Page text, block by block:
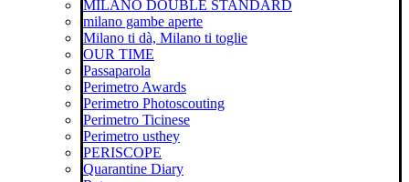
MILANO DOUBLE STANDARD
milano gambe aperte
Milano ti dà, Milano ti toglie
OUR TIME
Passaparola
Perimetro Awards
Perimetro Photoscouting
Perimetro Ticinese
Perimetro usthey
PERISCOPE
Quarantine Diary